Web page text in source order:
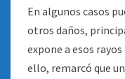
En algunos casos
otros daños,
expone a esos
ello, remarcó que